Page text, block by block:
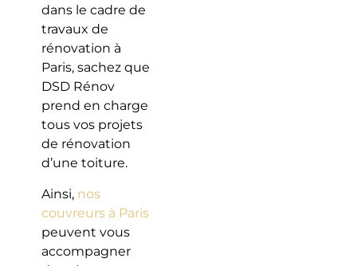
dans le cadre de
travaux de
rénovation à
Paris, sachez que
DSD Rénov
prend en charge
tous vos projets
de rénovation
d’une toiture.
Ainsi, nos
couvreurs à Paris
peuvent vous
accompagner